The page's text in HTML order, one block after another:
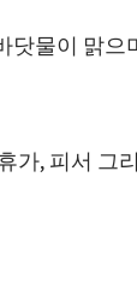
물이 맑
가, 피서 그